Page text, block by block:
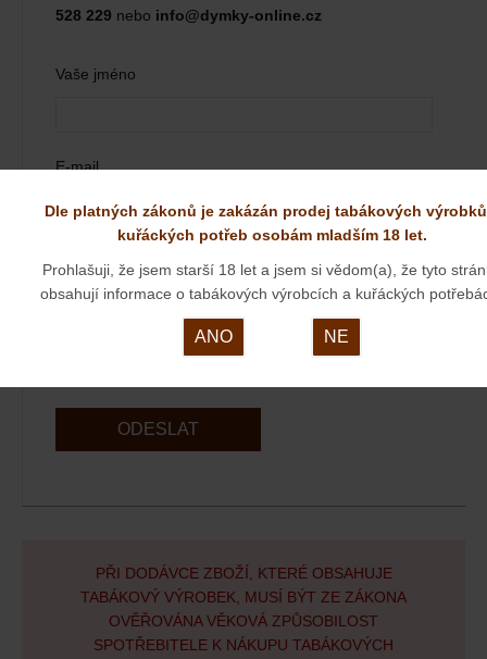
528 229 nebo info@dymky-online.cz
Vaše jméno
E-mail
ODESLAT
PŘI DODÁVCE ZBOŽÍ, KTERÉ OBSAHUJE
TABÁKOVÝ VÝROBEK, MUSÍ BÝT ZE ZÁKONA
OVĚŘOVÁNA VĚKOVÁ ZPŮSOBILOST
SPOTŘEBITELE K NÁKUPU TABÁKOVÝCH
Dle platných zákonů je zakázán prodej tabákových
kuřáckých potřeb osobám mladším 18 let.
Prohlašuji, že jsem starší 18 let a jsem si vědom(a), že tyto
obsahují informace o tabákových výrobcích a kuřáckých
ANO NE